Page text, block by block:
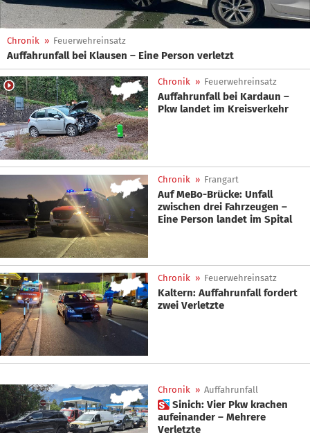
Chronik » Feuerwehreinsatz
Auffahrunfall bei Klausen – Eine Person verletzt
Chronik » Feuerwehreinsatz
Auffahrunfall bei Kardaun –
Pkw landet im Kreisverkehr
Chronik » Frangart
Auf MeBo-Brücke: Unfall
zwischen drei Fahrzeugen –
Eine Person landet im Spital
Chronik » Feuerwehreinsatz
Kaltern: Auffahrunfall fordert
zwei Verletzte
Chronik » Auffahrunfall
 Sinich: Vier Pkw krachen
aufeinander – Mehrere
Verletzte